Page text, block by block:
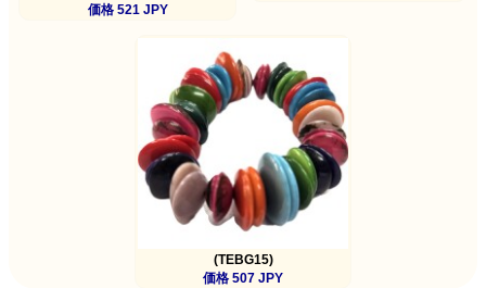
価格 521 JPY
(TEBG15)
価格 507 JPY